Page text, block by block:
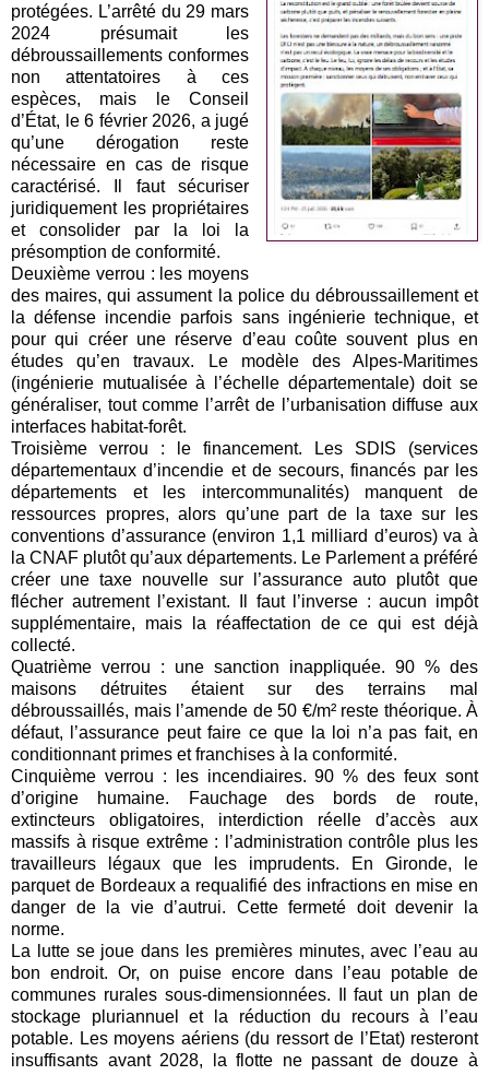
protégées. L’arrêté du 29 mars
2024 présumait les
débroussaillements conformes
non attentatoires à ces
espèces, mais le Conseil
d’État, le 6 février 2026, a jugé
qu’une dérogation reste
nécessaire en cas de risque
caractérisé. Il faut sécuriser
juridiquement les propriétaires
et consolider par la loi la
présomption de conformité.
Deuxième verrou : les moyens
des maires, qui assument la police du débroussaillement et
la défense incendie parfois sans ingénierie technique, et
pour qui créer une réserve d’eau coûte souvent plus en
études qu’en travaux. Le modèle des Alpes-Maritimes
(ingénierie mutualisée à l’échelle départementale) doit se
généraliser, tout comme l’arrêt de l’urbanisation diffuse aux
interfaces habitat-forêt.
Troisième verrou : le financement. Les SDIS (services
départementaux d’incendie et de secours, financés par les
départements et les intercommunalités) manquent de
ressources propres, alors qu’une part de la taxe sur les
conventions d’assurance (environ 1,1 milliard d’euros) va à
la CNAF plutôt qu’aux départements. Le Parlement a préféré
créer une taxe nouvelle sur l’assurance auto plutôt que
flécher autrement l’existant. Il faut l’inverse : aucun impôt
supplémentaire, mais la réaffectation de ce qui est déjà
collecté.
Quatrième verrou : une sanction inappliquée. 90 % des
maisons détruites étaient sur des terrains mal
débroussaillés, mais l’amende de 50 €/m² reste théorique. À
défaut, l’assurance peut faire ce que la loi n’a pas fait, en
conditionnant primes et franchises à la conformité.
Cinquième verrou : les incendiaires. 90 % des feux sont
d’origine humaine. Fauchage des bords de route,
extincteurs obligatoires, interdiction réelle d’accès aux
massifs à risque extrême : l’administration contrôle plus les
travailleurs légaux que les imprudents. En Gironde, le
parquet de Bordeaux a requalifié des infractions en mise en
danger de la vie d’autrui. Cette fermeté doit devenir la
norme.
La lutte se joue dans les premières minutes, avec l’eau au
bon endroit. Or, on puise encore dans l’eau potable de
communes rurales sous-dimensionnées. Il faut un plan de
stockage pluriannuel et la réduction du recours à l’eau
potable. Les moyens aériens (du ressort de l’Etat) resteront
insuffisants avant 2028, la flotte ne passant de douze à